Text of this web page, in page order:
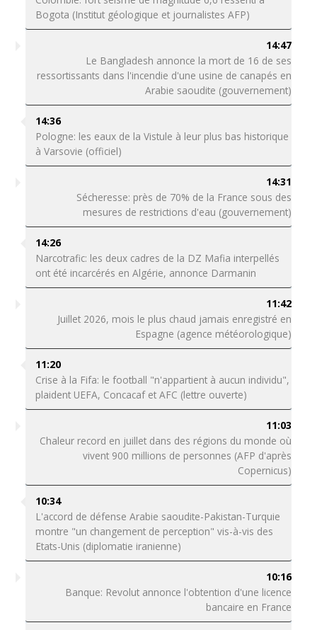
Bogota (Institut géologique et journalistes AFP)
14:47
Le Bangladesh annonce la mort de 16 de ses
ressortissants dans l'incendie d'une usine de canapés en
Arabie saoudite (gouvernement)
14:36
Pologne: les eaux de la Vistule à leur plus bas historique
à Varsovie (officiel)
14:31
Sécheresse: près de 70% de la France sous des
mesures de restrictions d'eau (gouvernement)
14:26
Narcotrafic: les deux cadres de la DZ Mafia interpellés
ont été incarcérés en Algérie, annonce Darmanin
11:42
Juillet 2026, mois le plus chaud jamais enregistré en
Espagne (agence météorologique)
11:20
Crise à la Fifa: le football "n'appartient à aucun individu",
plaident UEFA, Concacaf et AFC (lettre ouverte)
11:03
Chaleur record en juillet dans des régions du monde où
vivent 900 millions de personnes (AFP d'après
Copernicus)
10:34
L'accord de défense Arabie saoudite-Pakistan-Turquie
montre "un changement de perception" vis-à-vis des
Etats-Unis (diplomatie iranienne)
10:16
Banque: Revolut annonce l'obtention d'une licence
bancaire en France